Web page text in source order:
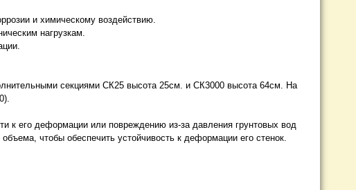
и химическому воздействию.
нагрузкам.
секциями СК25 высота 25см. и СК3000 высота 64см. На
к его деформации или повреждению из-за давления грунтовых вод
чтобы обеспечить устойчивость к деформации его стенок.